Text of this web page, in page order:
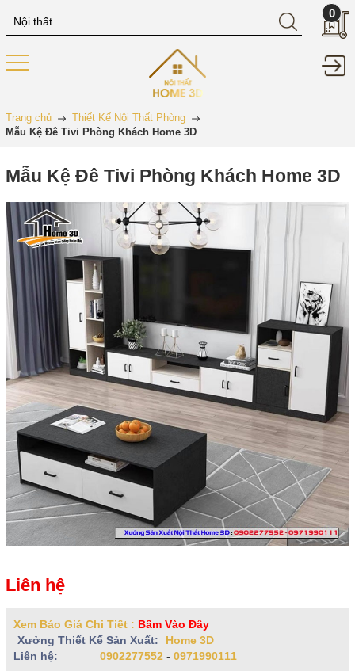
0
Trang chủ
Thiết Kế Nội Thất Phòng
Mẫu Kệ Đê Tivi Phòng Khách Home 3D
Mẫu Kệ Đê Tivi Phòng Khách Home 3D
Liên hệ
Xem Báo Giá Chi Tiết : Bấm Vào Đây
Xưởng Thiết Kế Sản Xuất:
Home 3D
Liên hệ:
0902277552 - 0971990111